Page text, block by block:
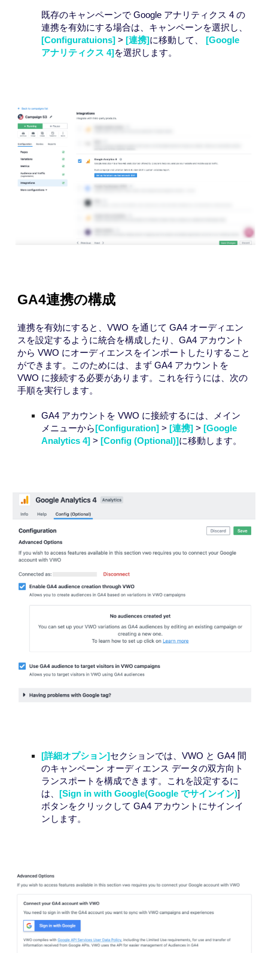
既存のキャンペーンで Google アナリティクス 4 の
連携を有効にする場合は、キャンペーンを選択し、
[Configuratuions] >[連携]に移動して、[Google
アナリティクス 4]を選択します。
GA4連携の構成
連携を有効にすると、VWO を通じて GA4 オーディエン
スを設定するように統合を構成したり、GA4 アカウント
から VWO にオーディエンスをインポートしたりすること
ができます。このためには、まず GA4 アカウントを
VWO に接続する必要があります。これを行うには、次の
手順を実行します。
GA4 アカウントを VWO に接続するには、メイン
メニューから[Configuration] >[連携] >[Google
Analytics 4] >[Config (Optional)]に移動します。
[詳細オプション]セクションでは、VWO と GA4 間
のキャンペーン オーディエンス データの双方向ト
ランスポートを構成できます。これを設定するに
は、[Sign in with Google(Google でサインイン)]
ボタンをクリックして GA4 アカウントにサインイ
ンします。